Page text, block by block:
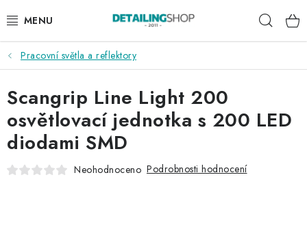
na
AKCE
NOVINKY
EXTERIÉR
INTERIÉR
Pracovní světla a reflektory
Scangrip Line Light 200
osvětlovací jednotka s 200 LED
diodami SMD
Neohodnoceno Podrobnosti hodnocení